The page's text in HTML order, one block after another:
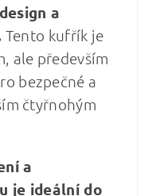
a
Tento kufřík je
ale především
bezpečné a
čtyřnohým
a
je ideální do